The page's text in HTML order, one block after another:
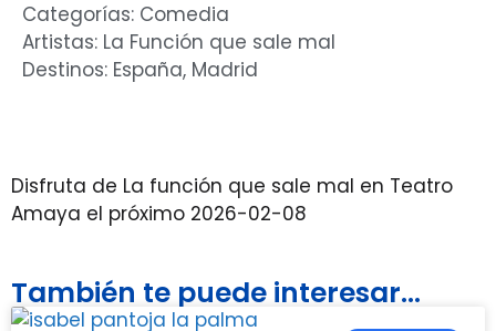
Categorías: Comedia
Artistas: La Función que sale mal
Destinos: España, Madrid
Disfruta de La función que sale mal en Teatro
Amaya el próximo 2026-02-08
También te puede interesar...